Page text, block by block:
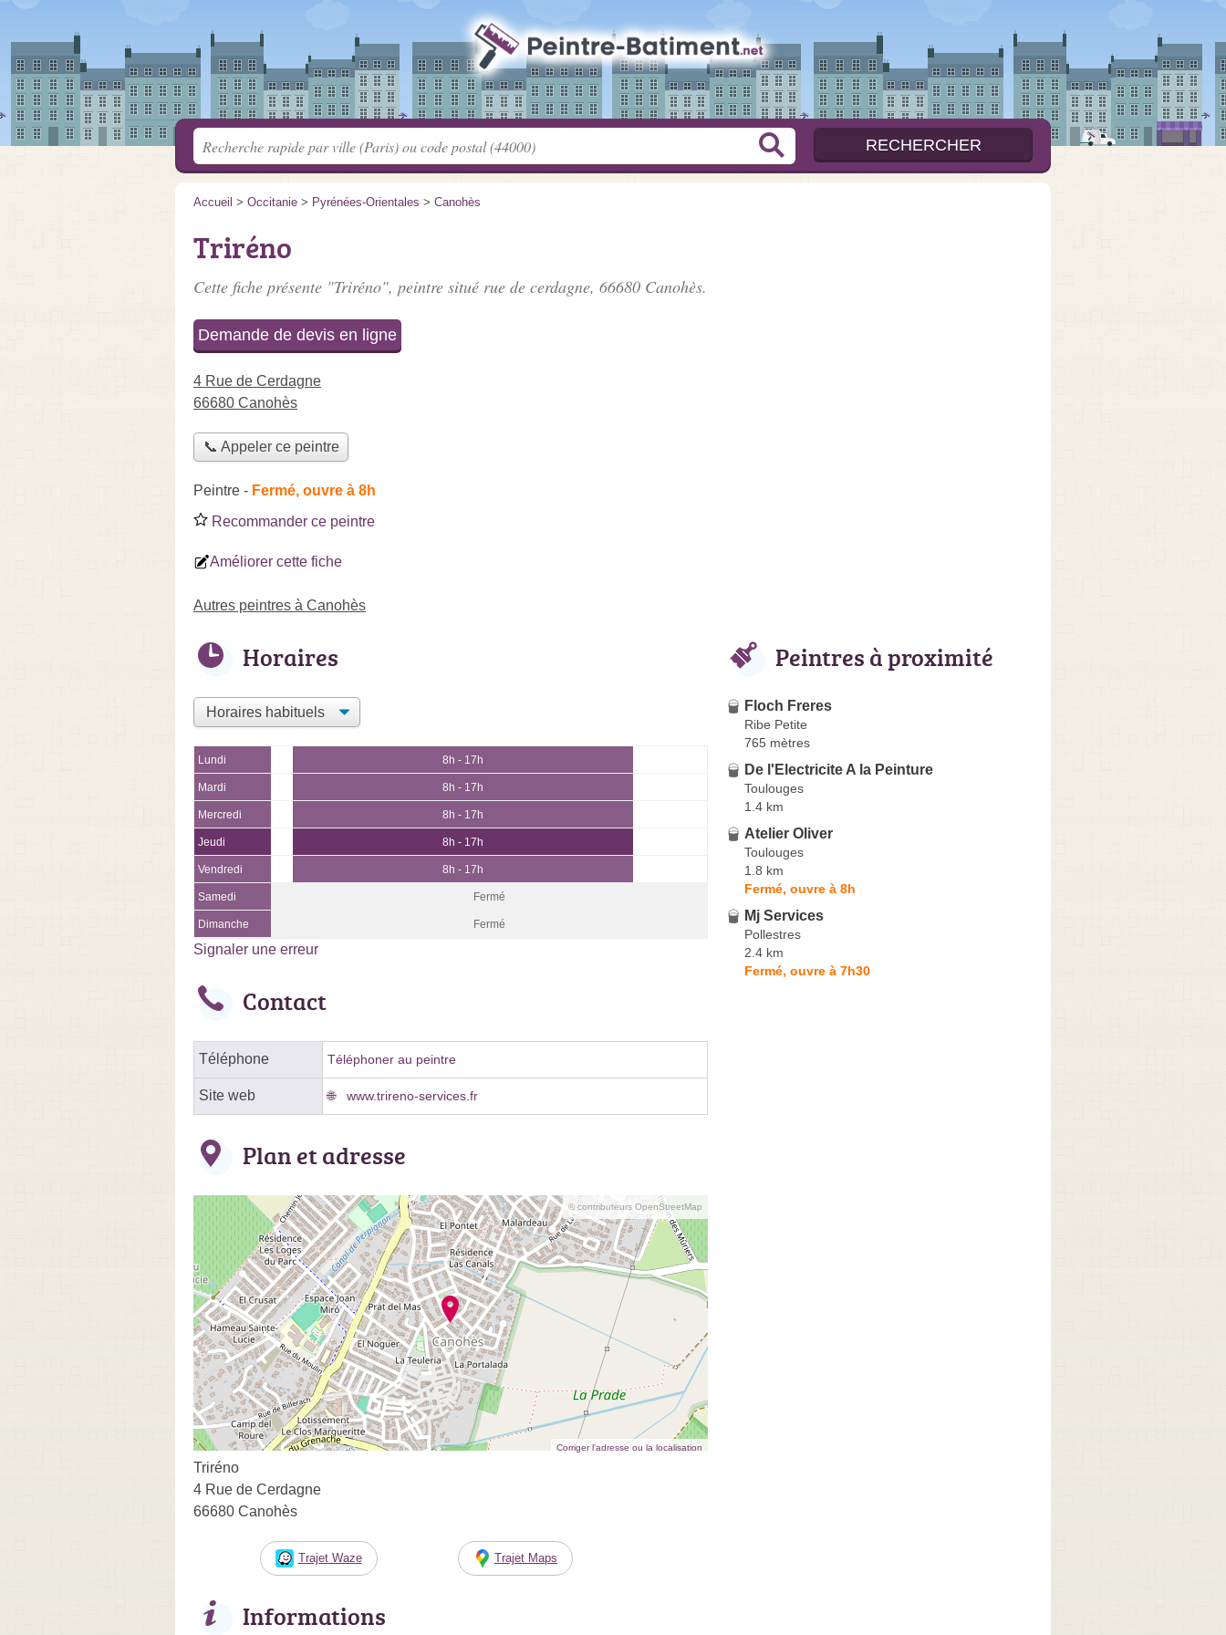
Accueil > Occitanie > Pyrénées-Orientales > Canohès
Triréno
Cette fiche présente "Triréno", peintre situé rue de cerdagne, 66680 Canohès.
Demande de devis en ligne
4 Rue de Cerdagne
66680 Canohès
📞 Appeler ce peintre
Peintre - Fermé, ouvre à 8h
Recommander ce peintre
Améliorer cette fiche
Autres peintres à Canohès
Horaires
Lundi 8h - 17h
Mardi 8h - 17h
Mercredi 8h - 17h
Jeudi 8h - 17h
Vendredi 8h - 17h
Samedi Fermé
Dimanche Fermé
Signaler une erreur
Contact
Téléphone Téléphoner au peintre
Site web www.trireno-services.fr
Plan et adresse
© contributeurs OpenStreetMap
Corriger l’adresse ou la localisation
Triréno
4 Rue de Cerdagne
66680 Canohès
Trajet Waze Trajet Maps
Informations
Peintres à proximité
Floch Freres
Ribe Petite
765 mètres
De l'Electricite A la Peinture
Toulouges
1.4 km
Atelier Oliver
Toulouges
1.8 km
Fermé, ouvre à 8h
Mj Services
Pollestres
2.4 km
Fermé, ouvre à 7h30